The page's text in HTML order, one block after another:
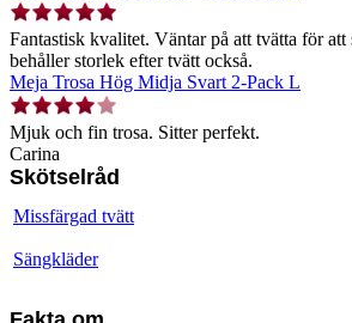
Fantastisk kvalitet. Väntar på att tvätta för att
behåller storlek efter tvätt också.
Meja Trosa Hög Midja Svart 2-Pack L
Mjuk och fin trosa. Sitter perfekt.
Carina
Skötselråd
Missfärgad tvätt
Sängkläder